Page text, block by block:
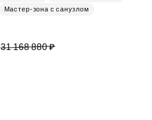
Мастер-зона с санузлом
31 168 880 ₽